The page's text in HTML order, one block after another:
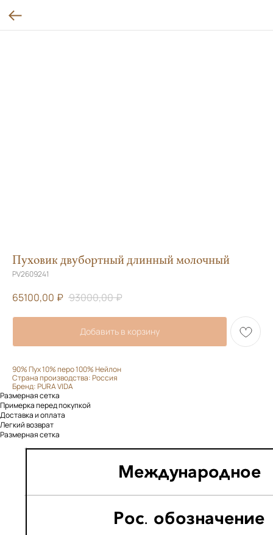
Пуховик двубортный длинный молочный
PV2609241
65100,00 ₽ 93000,00₽
Добавить в корзину
90% Пух 10% перо 100% Нейлон
Страна производства: Россия
Бренд: PURA VIDA
Размерная сетка
Примерка перед покупкой
Доставка и оплата
Легкий возврат
Размерная сетка